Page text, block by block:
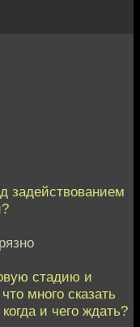
задействованием
стадию и
много сказать
и чего ждать?